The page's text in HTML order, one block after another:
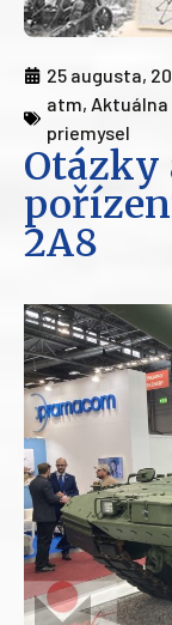
25 augusta,
atm,
priemysel
Otázky
2A8